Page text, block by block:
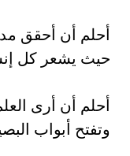
أحلم أن أحقق
حيث يشعر كل
أحلم أن أرى
وتفتح أبواب